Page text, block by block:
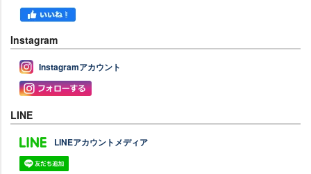
Instagram
Instagramアカウント
LINE
LINEアカウントメディア